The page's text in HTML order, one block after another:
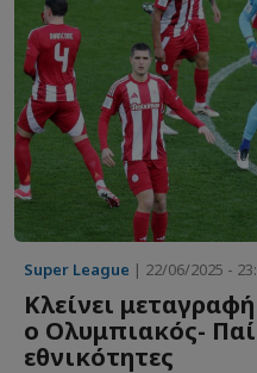
Super League | 22/06/2025 -
Κλείνει
ο Ολυμπιακός-
εθνικότητες